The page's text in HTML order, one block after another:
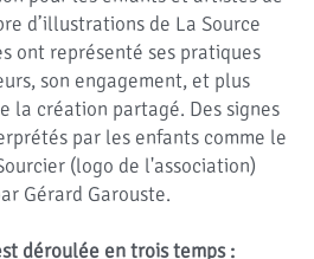
d’illustrations de La Source
ont représenté ses pratiques
son engagement, et plus
la création partagé. Des signes
par les enfants comme le
(logo de l'association)
Gérard Garouste.
déroulée en trois temps :